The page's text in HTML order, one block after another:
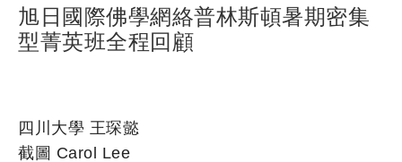
旭日國際佛學網絡普林斯頓暑期密集
型菁英班全程回顧
四川大學 王琛懿
截圖 Carol Lee